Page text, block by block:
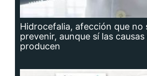
Hidrocefalia, afección que no
prevenir, aunque sí las causas
producen